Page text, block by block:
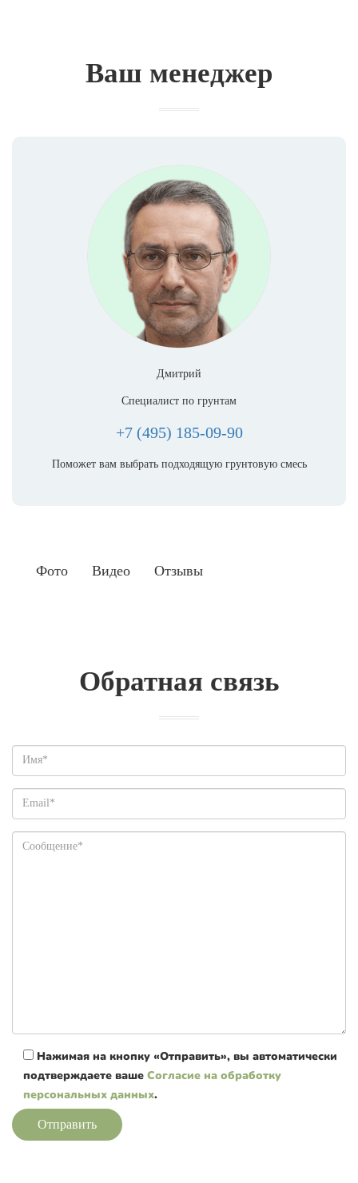
Ваш менеджер
Дмитрий
Специалист по грунтам
+7 (495) 185-09-90
Поможет вам выбрать подходящую грунтовую смесь
Фото Видео Отзывы
Обратная связь
Нажимая на кнопку «Отправить», вы автоматически
подтверждаете ваше Согласие на обработку
персональных данных.
Отправить